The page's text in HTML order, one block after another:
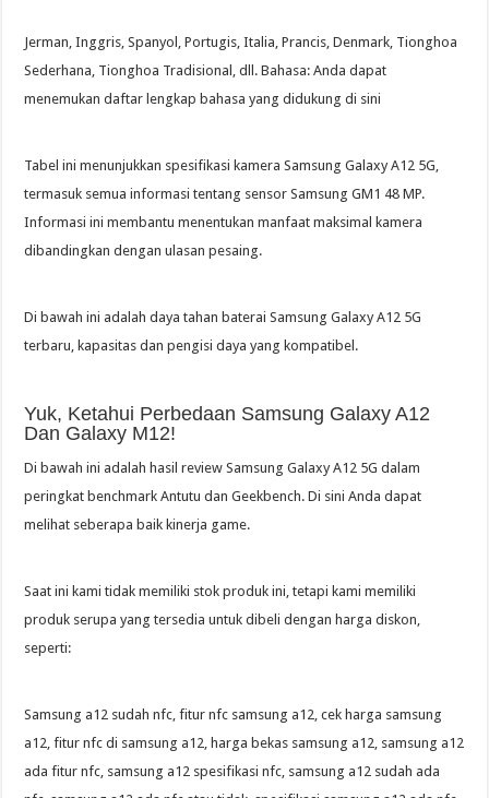
Jerman, Inggris, Spanyol, Portugis, Italia, Prancis, Denmark, Tionghoa
Sederhana, Tionghoa Tradisional, dll. Bahasa: Anda dapat
menemukan daftar lengkap bahasa yang didukung di sini
Tabel ini menunjukkan spesifikasi kamera Samsung Galaxy A12 5G,
termasuk semua informasi tentang sensor Samsung GM1 48 MP.
Informasi ini membantu menentukan manfaat maksimal kamera
dibandingkan dengan ulasan pesaing.
Di bawah ini adalah daya tahan baterai Samsung Galaxy A12 5G
terbaru, kapasitas dan pengisi daya yang kompatibel.
Yuk, Ketahui Perbedaan Samsung Galaxy A12
Dan Galaxy M12!
Di bawah ini adalah hasil review Samsung Galaxy A12 5G dalam
peringkat benchmark Antutu dan Geekbench. Di sini Anda dapat
melihat seberapa baik kinerja game.
Saat ini kami tidak memiliki stok produk ini, tetapi kami memiliki
produk serupa yang tersedia untuk dibeli dengan harga diskon,
seperti:
Samsung a12 sudah nfc, fitur nfc samsung a12, cek harga samsung
a12, fitur nfc di samsung a12, harga bekas samsung a12, samsung a12
ada fitur nfc, samsung a12 spesifikasi nfc, samsung a12 sudah ada